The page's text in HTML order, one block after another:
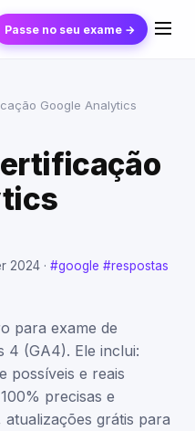
Passe no seu exame →
Google Analytics
2024 ·#google #respostas
para exame de
4 (GA4). Ele inclui:
possíveis e reais
precisas e
grátis para